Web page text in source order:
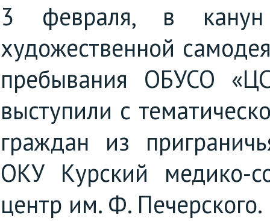
3 февраля, в канун
художественной
пребывания ОБУСО
выступили с
граждан из
ОКУ Курский медико-
центр им. Ф. Печерского.